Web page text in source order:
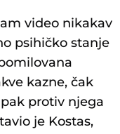
video nikakav
psihičko stanje
kazne, čak
protiv njega
je Kostas,